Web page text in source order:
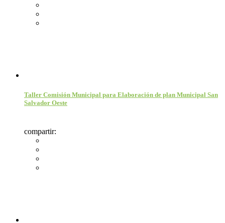
Taller Comisión Municipal para Elaboración de plan Municipal San
Salvador Oeste
compartir: